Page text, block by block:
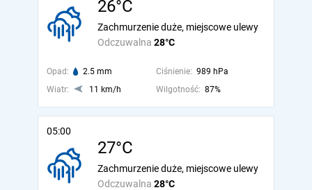
26°C
Odczuwalna 28°C
Zachmurzenie duże, miejscowe ulewy
Opad: 2.5 mm Ciśnienie: 989 hPa
Wiatr:
11 km/h Wilgotność: 87%
05:00
27°C
Odczuwalna 28°C
Zachmurzenie duże, miejscowe ulewy